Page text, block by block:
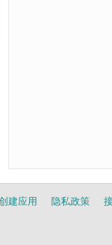
建应用 隐私政策